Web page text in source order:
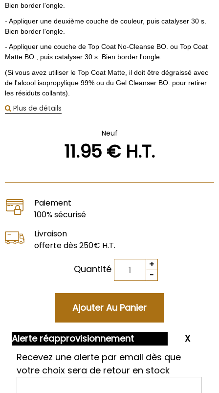
Bien border l'ongle.
- Appliquer une deuxième couche de couleur, puis catalyser 30 s.
Bien border l'ongle.
- Appliquer une couche de Top Coat No-Cleanse BO. ou Top Coat
Matte BO., puis catalyser 30 s. Bien border l'ongle.
(Si vous avez utiliser le Top Coat Matte, il doit être dégraissé avec
de l'alcool isopropylique 99% ou du Gel Cleanser BO. pour retirer
les résiduts collants).
Plus de détails
Neuf
11.95 € H.T.
Paiement
100% sécurisé
Livraison
offerte dès 250€ H.T.
Quantité
Alerte réapprovisionnement
Recevez une alerte par email dès que
votre choix sera de retour en stock